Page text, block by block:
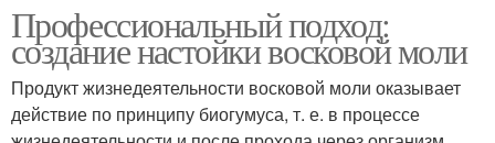
Профессиональный подход:
создание настойки восковой моли
Продукт жизнедеятельности восковой моли оказывает
действие по принципу биогумуса, т. е. в процессе